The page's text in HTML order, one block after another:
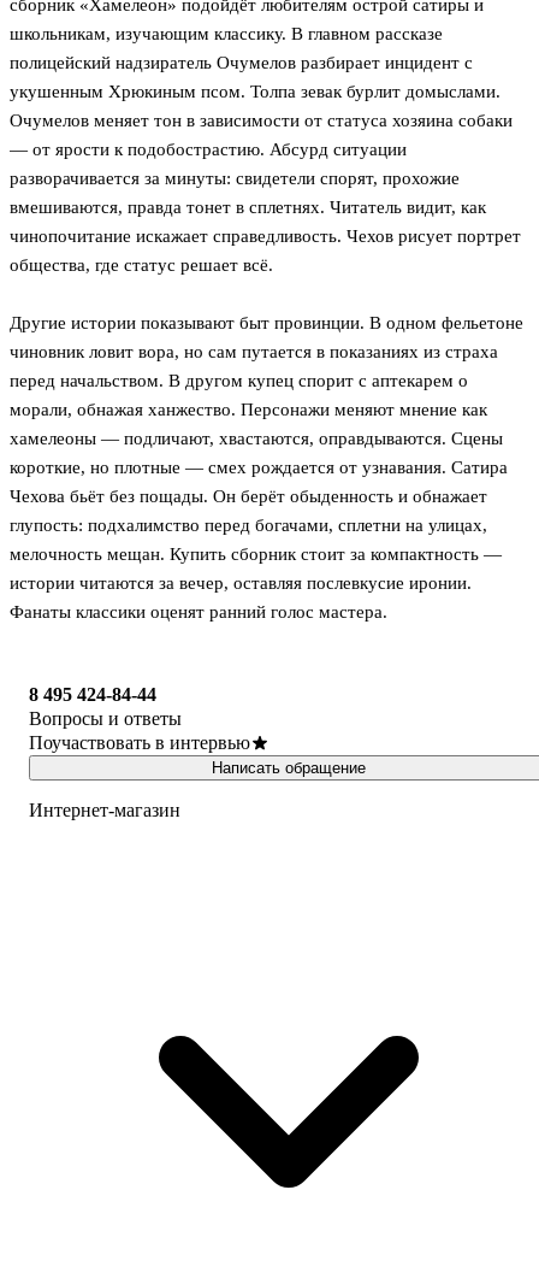
сборник «Хамелеон» подойдёт любителям острой сатиры и
школьникам, изучающим классику. В главном рассказе
полицейский надзиратель Очумелов разбирает инцидент с
укушенным Хрюкиным псом. Толпа зевак бурлит домыслами.
Очумелов меняет тон в зависимости от статуса хозяина собаки
— от ярости к подобострастию. Абсурд ситуации
разворачивается за минуты: свидетели спорят, прохожие
вмешиваются, правда тонет в сплетнях. Читатель видит, как
чинопочитание искажает справедливость. Чехов рисует портрет
общества, где статус решает всё.
Другие истории показывают быт провинции. В одном фельетоне
чиновник ловит вора, но сам путается в показаниях из страха
перед начальством. В другом купец спорит с аптекарем о
морали, обнажая ханжество. Персонажи меняют мнение как
хамелеоны — подличают, хвастаются, оправдываются. Сцены
короткие, но плотные — смех рождается от узнавания. Сатира
Чехова бьёт без пощады. Он берёт обыденность и обнажает
глупость: подхалимство перед богачами, сплетни на улицах,
мелочность мещан. Купить сборник стоит за компактность —
истории читаются за вечер, оставляя послевкусие иронии.
Фанаты классики оценят ранний голос мастера.
8 495 424-84-44
Вопросы и ответы
Поучаствовать в интервью
Написать обращение
Интернет-магазин